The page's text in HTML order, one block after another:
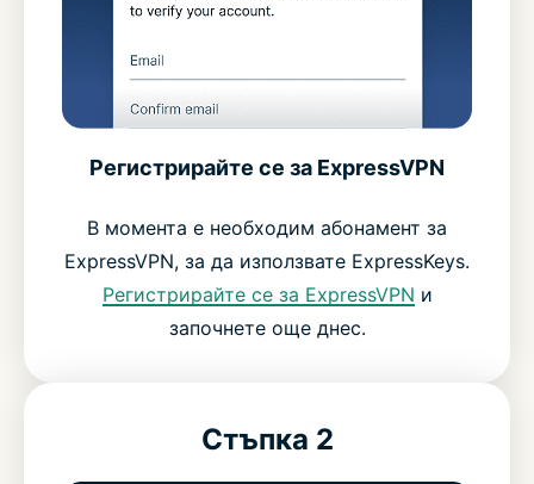
Регистрирайте се за ExpressVPN
В момента е необходим абонамент за
ExpressVPN, за да използвате ExpressKeys.
Регистрирайте се за ExpressVPN и
започнете още днес.
Стъпка 2